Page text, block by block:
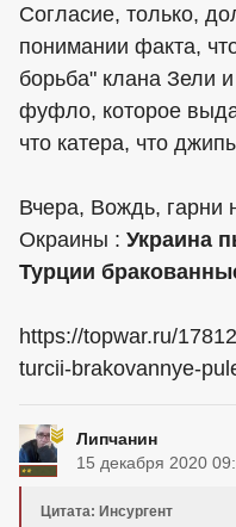
Согласие, только,
понимании факта,
борьба" клана Зели
фуфло, которое
что катера, что
Вчера, Вождь,
Окраины : Украина
Турции
https://topwar.ru/
turcii-brakovannye-
Липчанин
15 декабря 2020
Цитата: Инсургент